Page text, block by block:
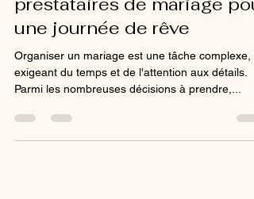
L'importance des
prestataires de mariage
une journée de rêve
Organiser un mariage est une tâche complexe,
Parmi les nombreuses décisions à prendre,...